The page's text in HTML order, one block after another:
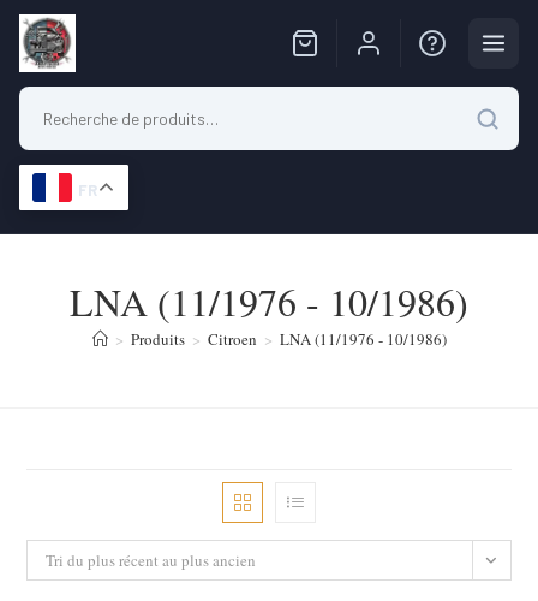
FR
LNA (11/1976 - 10/1986)
> Produits > Citroen > LNA (11/1976 - 10/1986)
Tri du plus récent au plus ancien